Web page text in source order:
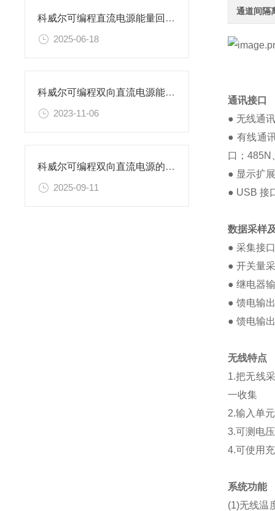
科威尔可编程直流电源能量回收效率高的原因
2025-06-18
科威尔可编程双向直流电源能实现有效、灵活的电力控制
2023-11-06
科威尔可编程双向直流电源的技术特点解读
2025-09-11
通道间隔
通讯接口
● 无线通
● 有线通
口；485N
● 显示扩
● USB 接
数据采样
● 采集接
● 开关量
● 继电器
● 馈电输
● 馈电输
无线特点
1.把无线
一收集
2.输入单
3.可测电压
4.可使用
系统功能
(1)无线温